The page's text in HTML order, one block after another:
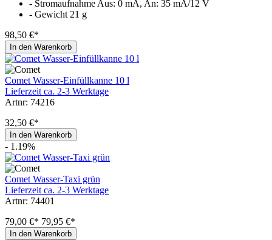
- Stromaufnahme Aus: 0 mA, An: 35 mA/12 V
- Gewicht 21 g
98,50 €*
In den Warenkorb
Comet Wasser-Einfüllkanne 10 l
Lieferzeit ca. 2-3 Werktage
Artnr: 74216
32,50 €*
In den Warenkorb
- 1.19%
Comet Wasser-Taxi grün
Lieferzeit ca. 2-3 Werktage
Artnr: 74401
79,00 €* 79,95 €*
In den Warenkorb